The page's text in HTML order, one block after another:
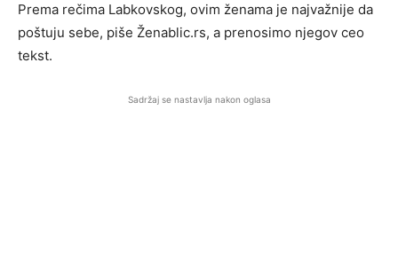
Prema rečima Labkovskog, ovim ženama je najvažnije da
poštuju sebe, piše Ženablic.rs, a prenosimo njegov ceo
tekst.
Sadržaj se nastavlja nakon oglasa